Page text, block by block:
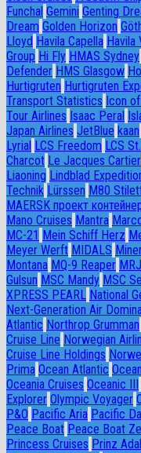
Funchal Gemini Genting
Dream Golden Horizon
Lloyd Havila Capella Havila
Group Hi Fly HMAS Sydney
Defender HMS Glasgow
Hurtigruten Hurtigruten
Transport Statistics Icon
Tour Airlines Isaac Peral
Japan Airlines JetBlue kaan
Lyrial LCS Freedom LCS
Charcot Le Jacques Cartier
Liaoning Lindblad
Technik Lürssen M80
MAERSK проект
Mano Cruises Mantra
MC-21 Mein Schiff Herz
Meyer Werft MIDALS
Montana MQ-9 Reaper MRJ
Gulsun MSC Mandy MSC
XPRESS PEARL National
Next-Generation Air
Atlantic Northrop Grumman
Cruise Line Norwegian
Cruise Line Holdings
Prima Ocean Atlantic
Oceania Cruises Oceanic III
Explorer Olympic Voyager
P&O Pacific Aria Pacific
Peace Boat Peace Boat
Princess Cruises Prinz